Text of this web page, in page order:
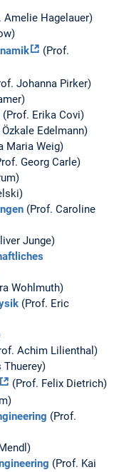
Amelie Hagelauer)
(Prof.
Johanna Pirker)
Erika Covi)
Edelmann)
Maria Weig)
Georg Carle)
(Prof. Caroline
Junge)
Wohlmuth)
(Prof. Eric
Achim Lilienthal)
Thuerey)
(Prof. Felix Dietrich)
(Prof.
(Prof. Kai